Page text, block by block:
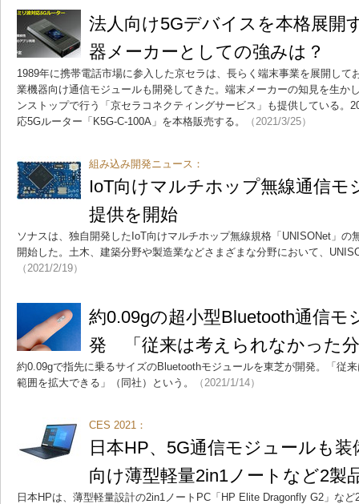
法人向け5Gデバイスを本格展
器メーカーとしての強みは？
1989年に携帯電話市場に参入した京セラは、長らく端末事業を展開して
業機器向け通信モジュールも開発してきた。端末メーカーの知見を生か
ンストップで行う「京セラコネクティングサービス」も提供している。
応5Gルーター「K5G-C-100A」を本格販売する。
（2021/3/25）
組み込み開発ニュース：
IoT向けマルチホップ無線通信
提供を開始
ソナスは、独自開発したIoT向けマルチホップ無線規格「UNISONet」の
開始した。土木、建築分野や製造業などさまざまな分野において、
（2021/2/19）
約0.09gの超小型Bluetooth通信モ
発 「従来は考えられなかった
約0.09gで指先に乗るサイズのBluetoothモジュールを東芝が開発。「従
範囲を拡大できる」（同社）という。
（2021/1/14）
CES 2021：
日本HP、5G通信モジュールも
向け薄型軽量2in1ノートなど2製
日本HPは、薄型軽量設計の2in1ノートPC「HP Elite Dragonfly G2」な